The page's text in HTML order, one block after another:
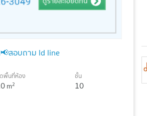
สอบถาม ld line
พื้นที่ห้อง
m2
ชั้น
10